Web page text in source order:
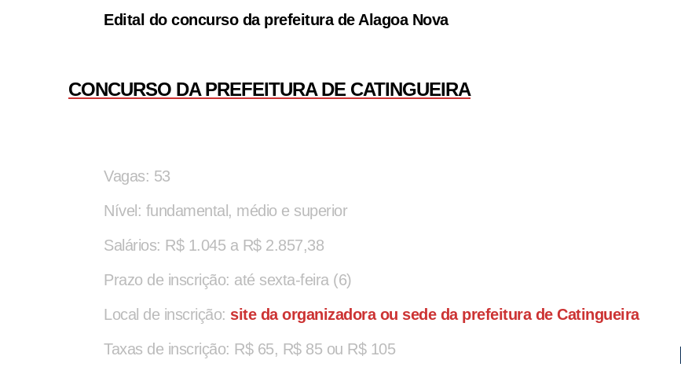
Edital do concurso da prefeitura de Alagoa Nova
CONCURSO DA PREFEITURA DE CATINGUEIRA
Vagas: 53
Nível: fundamental, médio e superior
Salários: R$ 1.045 a R$ 2.857,38
Prazo de inscrição: até sexta-feira (6)
Local de inscrição: site da organizadora ou sede da prefeitura de Catingueira
Taxas de inscrição: R$ 65, R$ 85 ou R$ 105